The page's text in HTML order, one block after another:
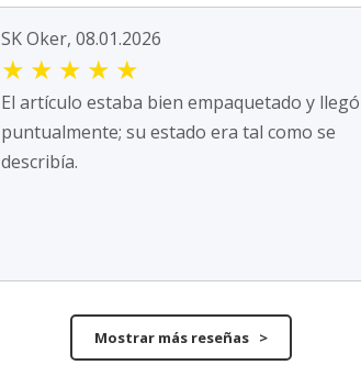
SK Oker, 08.01.2026
★ ★ ★ ★ ★
El artículo estaba bien empaquetado y llegó
puntualmente; su estado era tal como se
describía.
Mostrar más reseñas >